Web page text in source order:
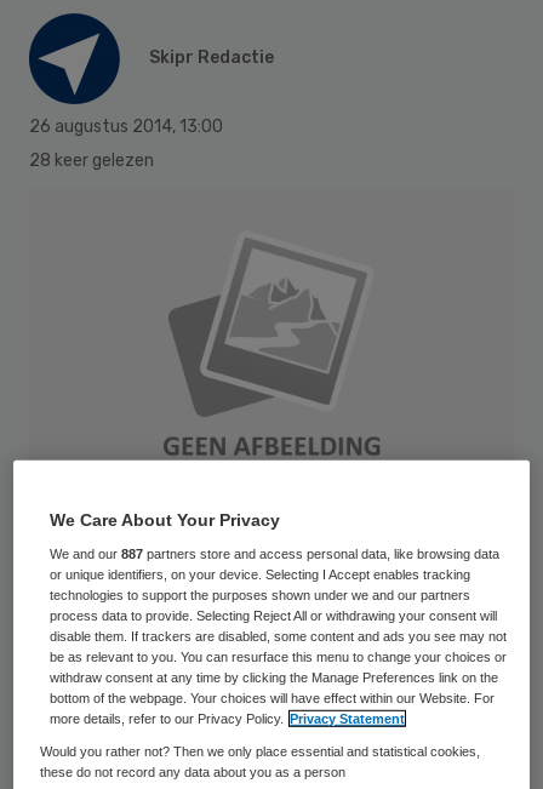
Skipr Redactie
26 augustus 2014, 13:00
28 keer gelezen
Het kan niet anders dan dat je 23
september vol lef en inspiratie huiswaarts
gaat. We hebben een fantastische line-up.
Met Kluun als dagvoorzitter, keynotes van
Jan van Bodegom (Alexander Monro
We Care About Your Privacy
We and our887 partners store and access personal data, like browsing data
or unique identifiers, on your device. Selecting I Accept enables tracking
technologies to support the purposes shown under we and our partners
process data to provide. Selecting Reject All or withdrawing your consent will
disable them. If trackers are disabled, some content and ads you see may not
be as relevant to you. You can resurface this menu to change your choices or
withdraw consent at any time by clicking the Manage Preferences link on the
bottom of the webpage. Your choices will have effect within our Website. For
more details, refer to our Privacy Policy.
Privacy Statement
Would you rather not? Then we only place essential and statistical cookies,
these do not record any data about you as a person